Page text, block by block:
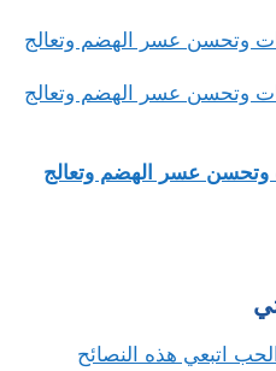
وتحسن عسر الهضم وتعالج